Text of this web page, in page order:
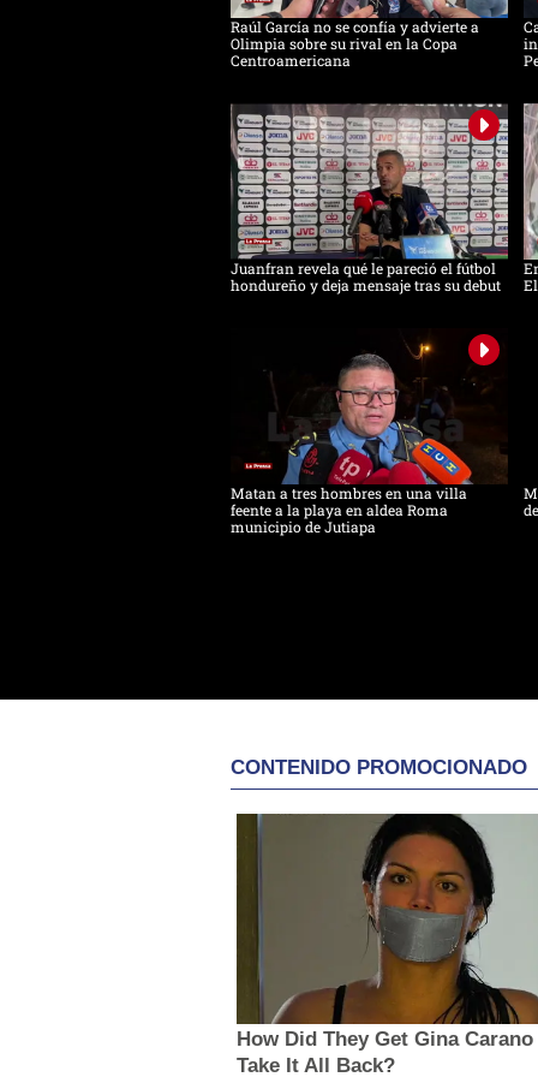
Raúl García no se confía y advierte a
Olimpia sobre su rival en la Copa
Centroamericana
Juanfran revela qué le pareció el fútbol
hondureño y deja mensaje tras su debut
Matan a tres hombres en una villa
feente a la playa en aldea Roma
municipio de Jutiapa
CONTENIDO PROMOCIONADO
How Did They Get Gina Carano
Take It All Back?